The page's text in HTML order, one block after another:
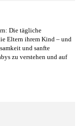
Die tägliche
Eltern ihrem Kind – und
und sanfte
zu verstehen und auf